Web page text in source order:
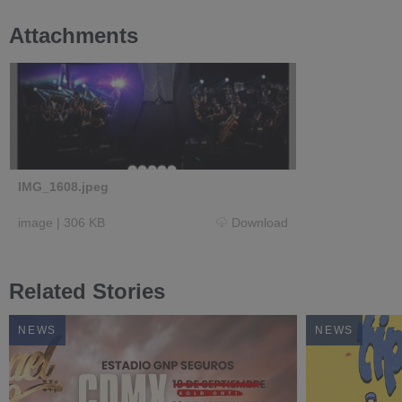
Attachments
IMG_1608.jpeg
image | 306 KB Download
Related Stories
NEWS NEWS